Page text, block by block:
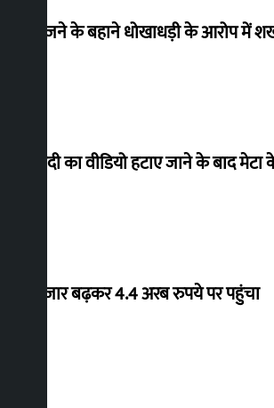
ब्रिटेन भेजने के बहाने धोखाधड़ी के आरोप में
पीएम मोदी का वीडियो हटाए जाने के बाद
शेयर बाजार बढ़कर 4.4 अरब रुपये पर पहुंचा